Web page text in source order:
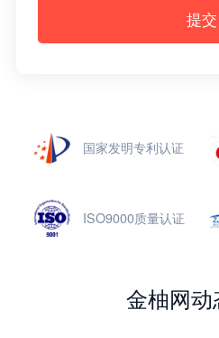
提交
国家发明专利认证
ISO9000质量认证
金柚网